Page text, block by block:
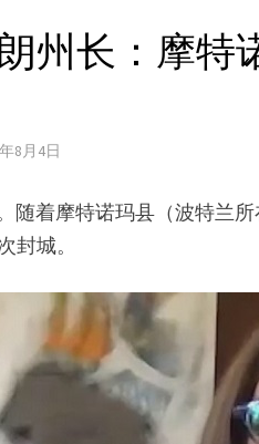
州长：摩特
8月4日
随着摩特诺玛县（波特兰
封城。